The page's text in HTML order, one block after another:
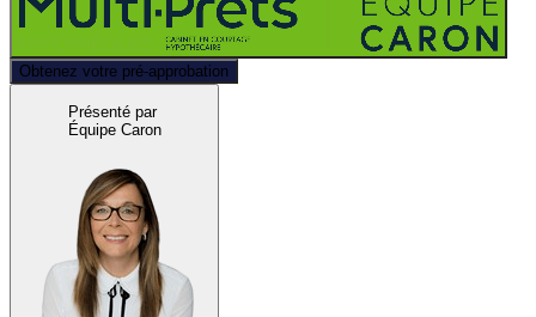
Obtenez votre pré-approbation
Présenté par
Équipe Caron